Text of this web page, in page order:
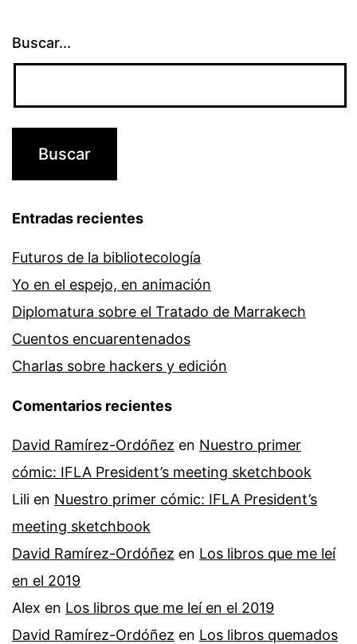
Buscar...
Entradas recientes
Futuros de la bibliotecología
Yo en el espejo, en animación
Diplomatura sobre el Tratado de Marrakech
Cuentos encuarentenados
Charlas sobre hackers y edición
Comentarios recientes
David Ramírez-Ordóñez en Nuestro primer
cómic: IFLA President’s meeting sketchbook
Lili en Nuestro primer cómic: IFLA President’s
meeting sketchbook
David Ramírez-Ordóñez en Los libros que me leí
en el 2019
Alex en Los libros que me leí en el 2019
David Ramírez-Ordóñez en Los libros quemados